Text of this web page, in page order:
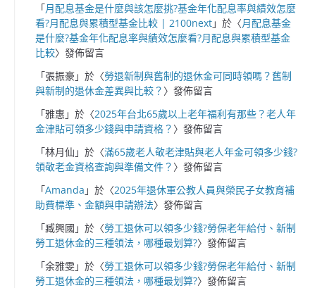
「月配息基金是什麼與該怎麼挑?基金年化配息率與績效怎麼
看?月配息與累積型基金比較 | 2100next」於〈月配息基金
是什麼?基金年化配息率與績效怎麼看?月配息與累積型基金
比較〉發佈留言
「張振豪」於〈勞退新制與舊制的退休金可同時領嗎？舊制
與新制的退休金差異與比較？ 〉發佈留言
「雅惠 」於〈2025年台北65歲以上老年福利有那些？老人年
金津貼可領多少錢與申請資格？ 〉發佈留言
「林月仙 」於〈滿65歲老人敬老津貼與老人年金可領多少錢?
領敬老金資格查詢與準備文件？ 〉發佈留言
「Amanda 」於〈2025年退休軍公教人員與榮民子女教育補
助費標準、金額與申請辦法〉發佈留言
「臧興國 」於〈勞工退休可以領多少錢?勞保老年給付、新制
勞工退休金的三種領法，哪種最划算?〉發佈留言
「余雅雯」於〈勞工退休可以領多少錢?勞保老年給付、新制
勞工退休金的三種領法，哪種最划算?〉發佈留言